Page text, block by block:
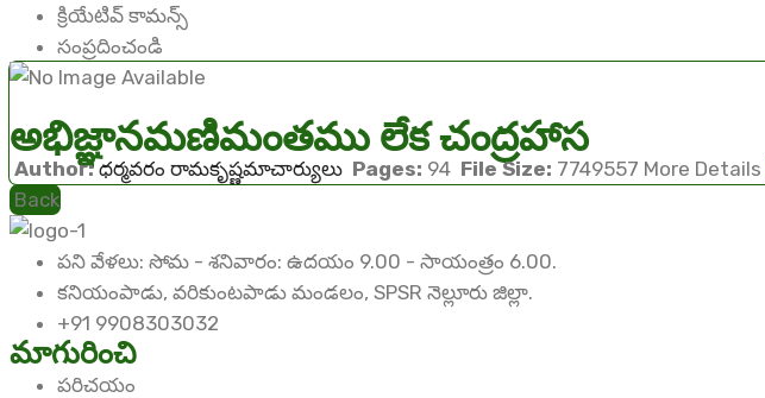
క్రియేటివ్ కామన్స్
సంప్రదించండి
అభిజ్ఞానమణిమంతము లేక చంద్రహాస
Author: ధర్మవరం రామకృష్ణమాచార్యులు Pages: 94 File Size: 7749557 More Details
Back
పని వేళలు: సోమ - శనివారం: ఉదయం 9.00 - సాయంత్రం 6.00.
కనియంపాడు, వరికుంటపాడు మండలం, SPSR నెల్లూరు జిల్లా.
+91 9908303032
మాగురించి
పరిచయం